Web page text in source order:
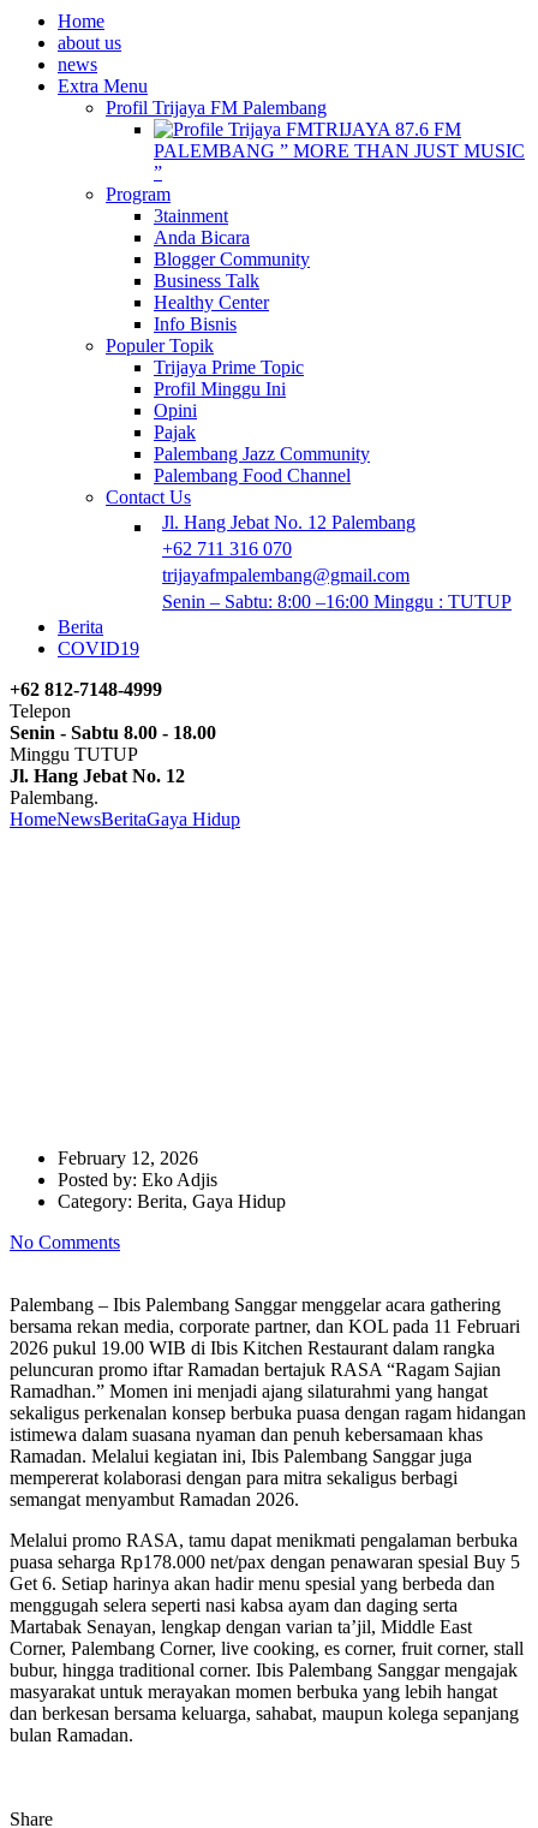
Home
about us
news
Extra Menu
Profil Trijaya FM Palembang
TRIJAYA 87.6 FM
PALEMBANG ” MORE THAN JUST MUSIC
”
Program
3tainment
Anda Bicara
Blogger Community
Business Talk
Healthy Center
Info Bisnis
Populer Topik
Trijaya Prime Topic
Profil Minggu Ini
Opini
Pajak
Palembang Jazz Community
Palembang Food Channel
Contact Us
Jl. Hang Jebat No. 12 Palembang
+62 711 316 070
trijayafmpalembang@gmail.com
Senin – Sabtu: 8:00 –16:00 Minggu : TUTUP
Berita
COVID19
+62 812-7148-4999
Telepon
Senin - Sabtu 8.00 - 18.00
Minggu TUTUP
Jl. Hang Jebat No. 12
Palembang.
HomeNewsBeritaGaya Hidup
February 12, 2026
Posted by: Eko Adjis
Category: Berita, Gaya Hidup
No Comments
Palembang – Ibis Palembang Sanggar menggelar acara gathering
bersama rekan media, corporate partner, dan KOL pada 11 Februari
2026 pukul 19.00 WIB di Ibis Kitchen Restaurant dalam rangka
peluncuran promo iftar Ramadan bertajuk RASA “Ragam Sajian
Ramadhan.” Momen ini menjadi ajang silaturahmi yang hangat
sekaligus perkenalan konsep berbuka puasa dengan ragam hidangan
istimewa dalam suasana nyaman dan penuh kebersamaan khas
Ramadan. Melalui kegiatan ini, Ibis Palembang Sanggar juga
mempererat kolaborasi dengan para mitra sekaligus berbagi
semangat menyambut Ramadan 2026.
Melalui promo RASA, tamu dapat menikmati pengalaman berbuka
puasa seharga Rp178.000 net/pax dengan penawaran spesial Buy 5
Get 6. Setiap harinya akan hadir menu spesial yang berbeda dan
menggugah selera seperti nasi kabsa ayam dan daging serta
Martabak Senayan, lengkap dengan varian ta’jil, Middle East
Corner, Palembang Corner, live cooking, es corner, fruit corner, stall
bubur, hingga traditional corner. Ibis Palembang Sanggar mengajak
masyarakat untuk merayakan momen berbuka yang lebih hangat
dan berkesan bersama keluarga, sahabat, maupun kolega sepanjang
bulan Ramadan.
Share